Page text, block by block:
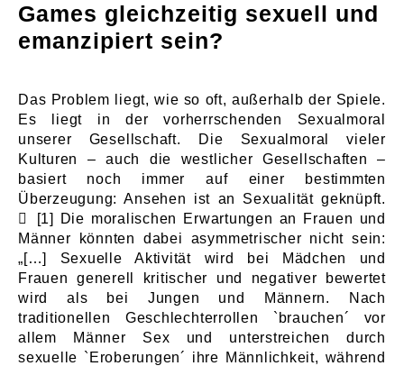
Games gleichzeitig sexuell und
emanzipiert sein?
Das Problem liegt, wie so oft, außerhalb der Spiele.
Es liegt in der vorherrschenden Sexualmoral
unserer Gesellschaft. Die Sexualmoral vieler
Kulturen – auch die westlicher Gesellschaften –
basiert noch immer auf einer bestimmten
Überzeugung: Ansehen ist an Sexualität geknüpft.
[1]
Die moralischen Erwartungen an Frauen und
Männer könnten dabei asymmetrischer nicht sein:
„[…] Sexuelle Aktivität wird bei Mädchen und
Frauen generell kritischer und negativer bewertet
wird als bei Jungen und Männern. Nach
traditionellen Geschlechterrollen `brauchen´ vor
allem Männer Sex und unterstreichen durch
sexuelle `Eroberungen´ ihre Männlichkeit, während